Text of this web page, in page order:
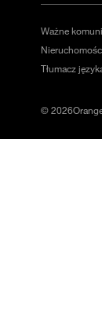
Ważne
Tłumacz
©2026